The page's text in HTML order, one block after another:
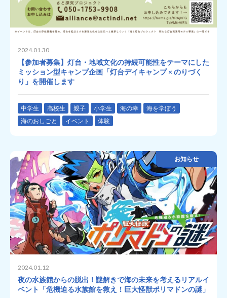
2024.01.30
【参加者募集】灯台・地域文化の持続可能性をテーマにした
ミッション型キャンプ企画「灯台デイキャンプ × のりづく
り」を開催します
中学生 高校生 親子 小学生 海の幸
海を学ぼう
海のおしごと
イベント 体験
お知らせ
2024.01.12
夜の水族館からの脱出！謎解きで海の未来を考えるリアルイ
ベント「危機迫る水族館を救え！巨大怪獣ポリマドンの謎​​」